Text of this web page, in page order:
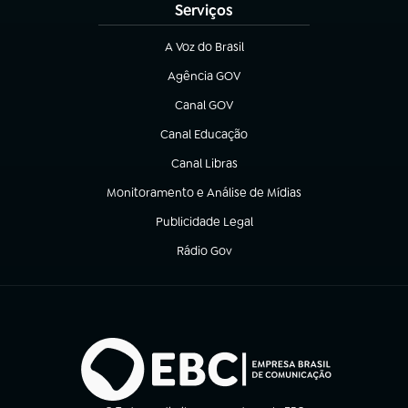
Serviços
A Voz do Brasil
(abre em nova aba)
Agência GOV
(abre em nova aba)
Canal GOV
(abre em nova aba)
Canal Educação
(abre em nova aba)
Canal Libras
(abre em nova aba)
Monitoramento e Análise de Mídias
(abre em nova aba)
Publicidade Legal
(abre em nova aba)
Rádio Gov
(abre em nova aba)